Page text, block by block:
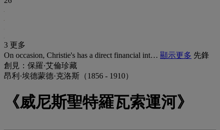
3 更多
On occasion, Christie's has a direct financial int… 顯示更多 先鋒
創見：保羅·艾倫珍藏
昂利·埃德蒙德·克洛斯（1856 - 1910）
《威尼斯聖特羅瓦索運河》